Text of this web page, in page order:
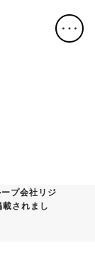
プ会社リジ
されまし